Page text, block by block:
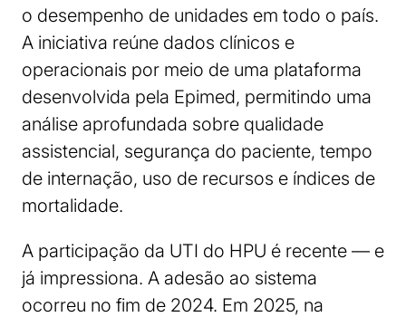
o desempenho de unidades em todo o país.
A iniciativa reúne dados clínicos e
operacionais por meio de uma plataforma
desenvolvida pela Epimed, permitindo uma
análise aprofundada sobre qualidade
assistencial, segurança do paciente, tempo
de internação, uso de recursos e índices de
mortalidade.
A participação da UTI do HPU é recente — e
já impressiona. A adesão ao sistema
ocorreu no fim de 2024. Em 2025, na